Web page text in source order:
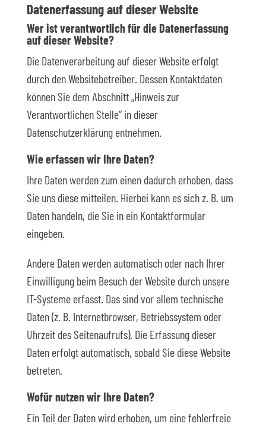
Datenerfassung auf dieser Website
Wer ist verantwortlich für die Datenerfassung
auf dieser Website?
Die Datenverarbeitung auf dieser Website erfolgt
durch den Websitebetreiber. Dessen Kontaktdaten
können Sie dem Abschnitt „Hinweis zur
Verantwortlichen Stelle“ in dieser
Datenschutzerklärung entnehmen.
Wie erfassen wir Ihre Daten?
Ihre Daten werden zum einen dadurch erhoben, dass
Sie uns diese mitteilen. Hierbei kann es sich z. B. um
Daten handeln, die Sie in ein Kontaktformular
eingeben.
Andere Daten werden automatisch oder nach Ihrer
Einwilligung beim Besuch der Website durch unsere
IT-Systeme erfasst. Das sind vor allem technische
Daten (z. B. Internetbrowser, Betriebssystem oder
Uhrzeit des Seitenaufrufs). Die Erfassung dieser
Daten erfolgt automatisch, sobald Sie diese Website
betreten.
Wofür nutzen wir Ihre Daten?
Ein Teil der Daten wird erhoben, um eine fehlerfreie